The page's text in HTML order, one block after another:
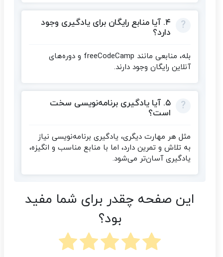
۴. آیا منابع رایگان برای یادگیری وجود
دارد؟
بله، منابعی مانند freeCodeCamp و دوره‌های
آنلاین رایگان وجود دارند.
۵. آیا یادگیری برنامه‌نویسی سخت
است؟
مثل هر مهارت دیگری، یادگیری برنامه‌نویسی نیاز
به تلاش و تمرین دارد، اما با منابع مناسب و انگیزه،
یادگیری آسان‌تر می‌شود.
این صفحه چقدر برای شما مفید
بود؟